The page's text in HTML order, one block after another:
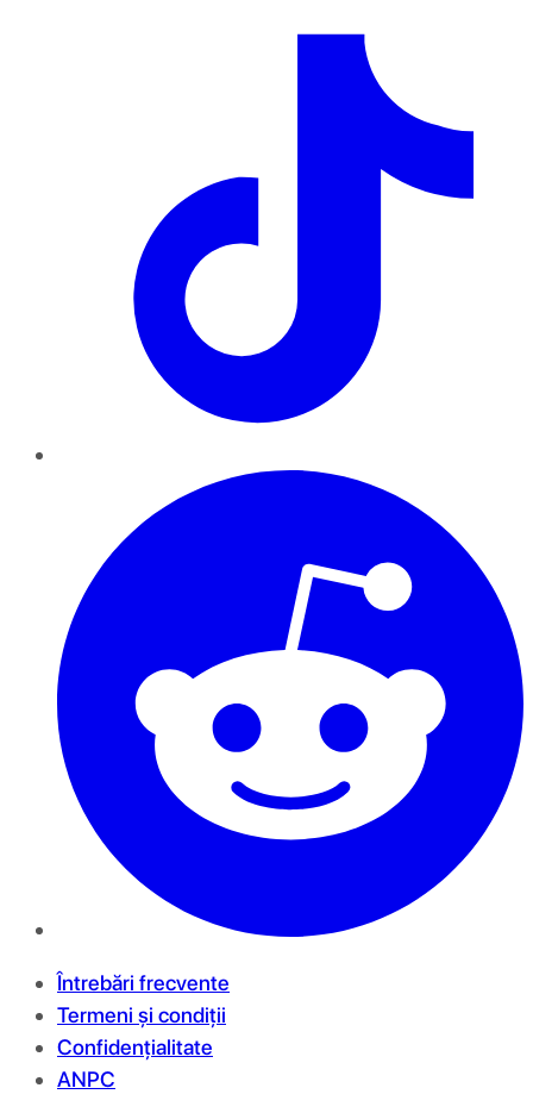
Întrebări frecvente
Termeni și condiții
Confidențialitate
ANPC